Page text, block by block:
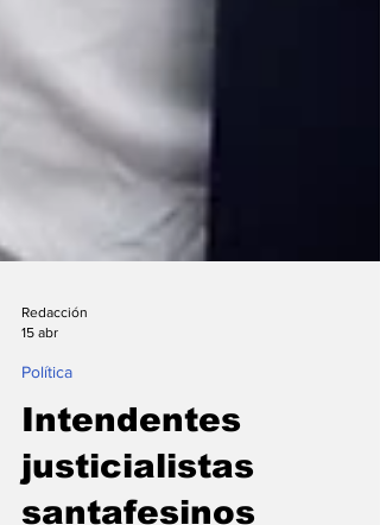
15 abr
Política
Intendentes